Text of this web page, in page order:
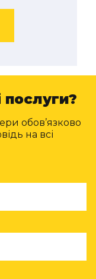
послуги?
обов’язково
на всі